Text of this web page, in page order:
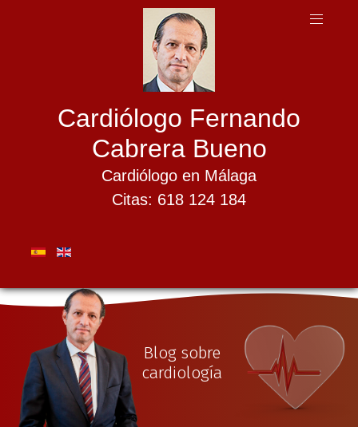
Cardiólogo Fernando
Cabrera Bueno
Cardiólogo en Málaga
Citas: 618 124 184
Blog sobre
cardiología